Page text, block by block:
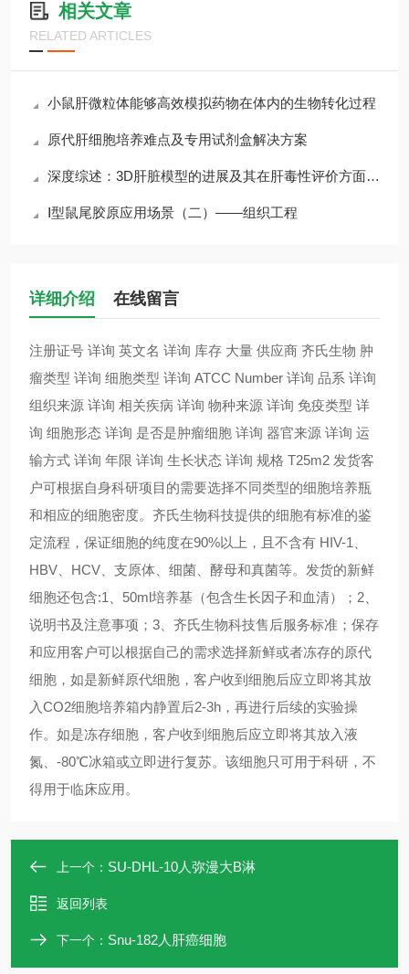
相关文章
RELATED ARTICLES
小鼠肝微粒体能够高效模拟药物在体内的生物转化过程
原代肝细胞培养难点及专用试剂盒解决方案
深度综述：3D肝脏模型的进展及其在肝毒性评价方面的应用
Ⅰ型鼠尾胶原应用场景（二）——组织工程
详细介绍 在线留言
注册证号 详询 英文名 详询 库存 大量 供应商 齐氏生物 肿
瘤类型 详询 细胞类型 详询 ATCC Number 详询 品系 详询
组织来源 详询 相关疾病 详询 物种来源 详询 免疫类型 详
询 细胞形态 详询 是否是肿瘤细胞 详询 器官来源 详询 运
输方式 详询 年限 详询 生长状态 详询 规格 T25m2 发货客
户可根据自身科研项目的需要选择不同类型的细胞培养瓶
和相应的细胞密度。齐氏生物科技提供的细胞有标准的鉴
定流程，保证细胞的纯度在90%以上，且不含有 HIV-1、
HBV、HCV、支原体、细菌、酵母和真菌等。发货的新鲜
细胞还包含:1、50ml培养基（包含生长因子和血清）；2、
说明书及注意事项；3、齐氏生物科技售后服务标准；保存
和应用客户可以根据自己的需求选择新鲜或者冻存的原代
细胞，如是新鲜原代细胞，客户收到细胞后应立即将其放
入CO2细胞培养箱内静置后2-3h，再进行后续的实验操
作。如是冻存细胞，客户收到细胞后应立即将其放入液
氮、-80℃冰箱或立即进行复苏。该细胞只可用于科研，不
得用于临床应用。
上一个： SU-DHL-10人弥漫大B淋
返回列表
下一个： Snu-182人肝癌细胞